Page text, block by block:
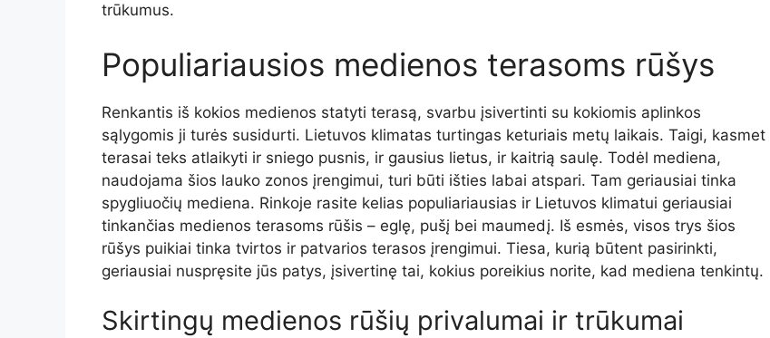
trūkumus.
Populiariausios medienos terasoms rūšys
Renkantis iš kokios medienos statyti terasą, svarbu įsivertinti su kokiomis aplinkos
sąlygomis ji turės susidurti. Lietuvos klimatas turtingas keturiais metų laikais. Taigi, kasmet
terasai teks atlaikyti ir sniego pusnis, ir gausius lietus, ir kaitrią saulę. Todėl mediena,
naudojama šios lauko zonos įrengimui, turi būti išties labai atspari. Tam geriausiai tinka
spygliuočių mediena. Rinkoje rasite kelias populiariausias ir Lietuvos klimatui geriausiai
tinkančias medienos terasoms rūšis – eglę, pušį bei maumedį. Iš esmės, visos trys šios
rūšys puikiai tinka tvirtos ir patvarios terasos įrengimui. Tiesa, kurią būtent pasirinkti,
geriausiai nuspręsite jūs patys, įsivertinę tai, kokius poreikius norite, kad mediena tenkintų.
Skirtingų medienos rūšių privalumai ir trūkumai